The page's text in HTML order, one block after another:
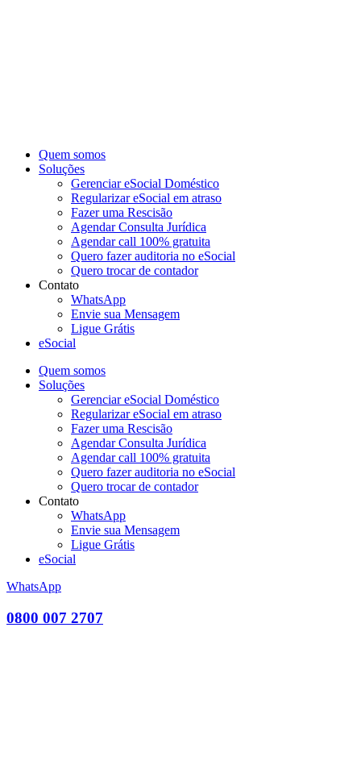
Quem somos
Soluções
Gerenciar eSocial Doméstico
Regularizar eSocial em atraso
Fazer uma Rescisão
Agendar Consulta Jurídica
Agendar call 100% gratuita
Quero fazer auditoria no eSocial
Quero trocar de contador
Contato
WhatsApp
Envie sua Mensagem
Ligue Grátis
eSocial
Quem somos
Soluções
Gerenciar eSocial Doméstico
Regularizar eSocial em atraso
Fazer uma Rescisão
Agendar Consulta Jurídica
Agendar call 100% gratuita
Quero fazer auditoria no eSocial
Quero trocar de contador
Contato
WhatsApp
Envie sua Mensagem
Ligue Grátis
eSocial
WhatsApp
0800 007 2707